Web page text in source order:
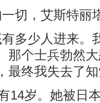
切，艾斯特丽
多少人进来。
那个士兵勃然
最终我失去了知
14岁。她被日